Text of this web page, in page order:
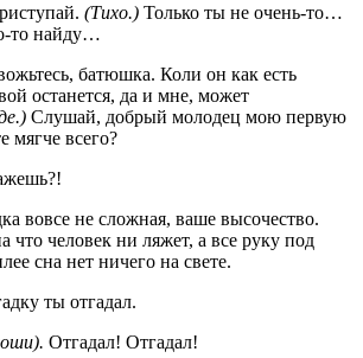
(Тихо.) Только ты не очень-то…
то найду…
батюшка. Коли он как есть
останется, да и мне, может
Слушай, добрый молодец мою первую
мягче всего?
вовсе не сложная, ваше высочество.
что человек ни ляжет, а все руку под
сна нет ничего на свете.
ты отгадал.
Отгадал! Отгадал!